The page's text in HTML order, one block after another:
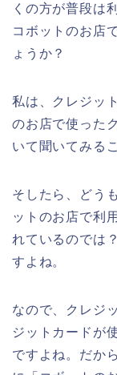
くの方が普段は
コボットのお店
ょうか？
私は、クレジッ
のお店で使った
いて聞いてみる
そしたら、どう
ットのお店で利
れているのでは
すよね。
なので、クレジ
ジットカードが
ですよね。だか